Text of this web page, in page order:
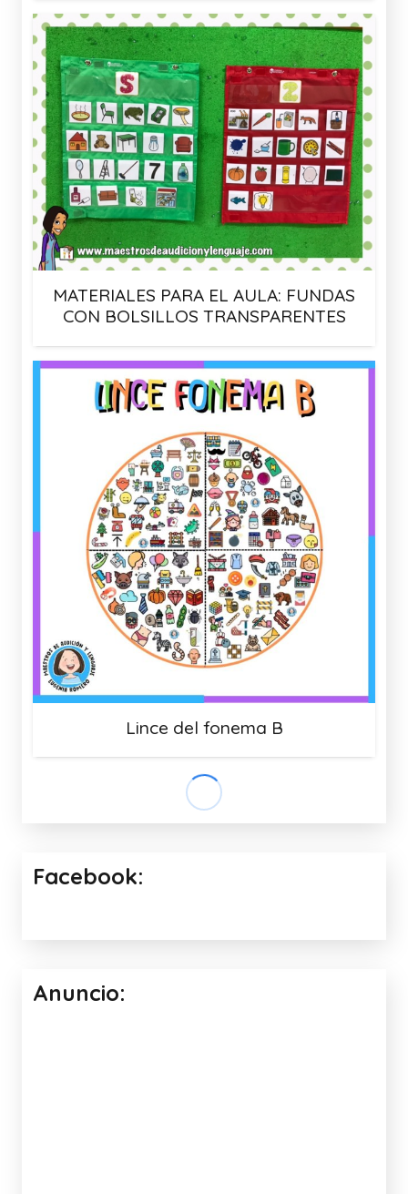
MATERIALES PARA EL AULA: FUNDAS
CON BOLSILLOS TRANSPARENTES
Lince del fonema B
Facebook:
Anuncio: